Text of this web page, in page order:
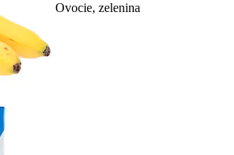
Ovocie, zelenina